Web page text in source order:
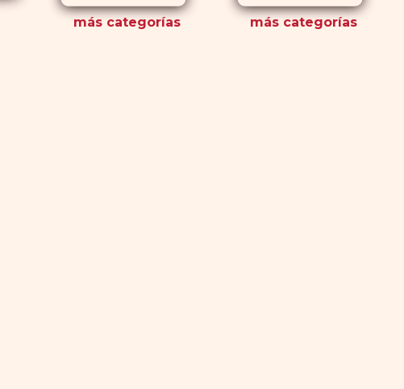
más categorías más categorías